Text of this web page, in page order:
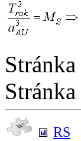
RS